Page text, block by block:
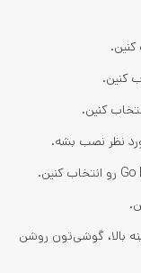
بالا، گوشی‌تون روشن